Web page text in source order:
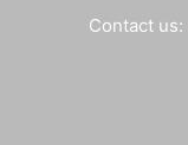
Contact us: